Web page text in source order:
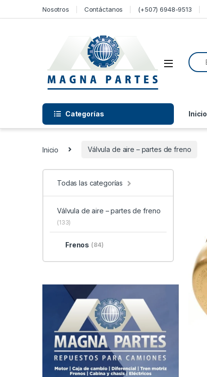
Nosotros Contáctanos (+507) 6948-9513
Categorías Inicio
Inicio Válvula de aire – partes de freno
Todas las categorías
Válvula de aire – partes de freno
(133)
Frenos (84)